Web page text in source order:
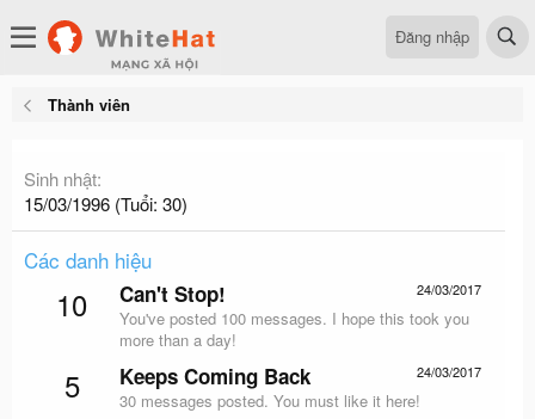
Đăng nhập
Thành viên
Sinh nhật
15/03/1996 (Tuổi: 30)
Các danh hiệu
10 24/03/2017
Can't Stop!
You've posted 100 messages. I hope this took you
more than a day!
5 24/03/2017
Keeps Coming Back
30 messages posted. You must like it here!